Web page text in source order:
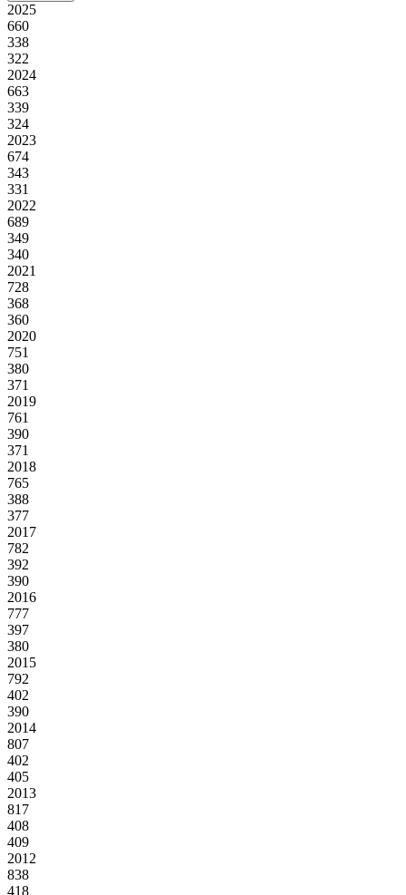
2025
660
338
322
2024
663
339
324
2023
674
343
331
2022
689
349
340
2021
728
368
360
2020
751
380
371
2019
761
390
371
2018
765
388
377
2017
782
392
390
2016
777
397
380
2015
792
402
390
2014
807
402
405
2013
817
408
409
2012
838
418